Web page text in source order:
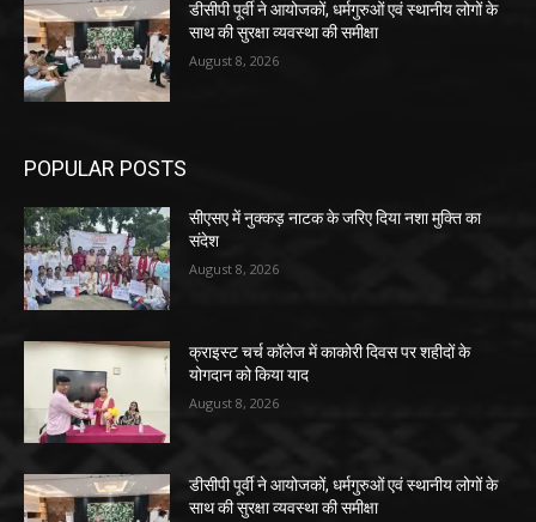
डीसीपी पूर्वी ने आयोजकों, धर्मगुरुओं एवं स्थानीय लोगों के
साथ की सुरक्षा व्यवस्था की समीक्षा
August 8, 2026
POPULAR POSTS
सीएसए में नुक्कड़ नाटक के जरिए दिया नशा मुक्ति का
संदेश
August 8, 2026
क्राइस्ट चर्च कॉलेज में काकोरी दिवस पर शहीदों के
योगदान को किया याद
August 8, 2026
डीसीपी पूर्वी ने आयोजकों, धर्मगुरुओं एवं स्थानीय लोगों के
साथ की सुरक्षा व्यवस्था की समीक्षा